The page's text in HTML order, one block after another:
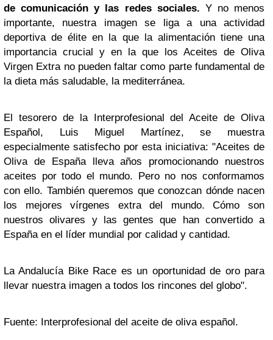
de comunicación y las redes sociales. Y no menos
importante, nuestra imagen se liga a una actividad
deportiva de élite en la que la alimentación tiene una
importancia crucial y en la que los Aceites de Oliva
Virgen Extra no pueden faltar como parte fundamental de
la dieta más saludable, la mediterránea.
El tesorero de la Interprofesional del Aceite de Oliva
Español, Luis Miguel Martínez, se muestra
especialmente satisfecho por esta iniciativa: "Aceites de
Oliva de España lleva años promocionando nuestros
aceites por todo el mundo. Pero no nos conformamos
con ello. También queremos que conozcan dónde nacen
los mejores vírgenes extra del mundo. Cómo son
nuestros olivares y las gentes que han convertido a
España en el líder mundial por calidad y cantidad.
La Andalucía Bike Race es un oportunidad de oro para
llevar nuestra imagen a todos los rincones del globo".
Fuente: Interprofesional del aceite de oliva español.